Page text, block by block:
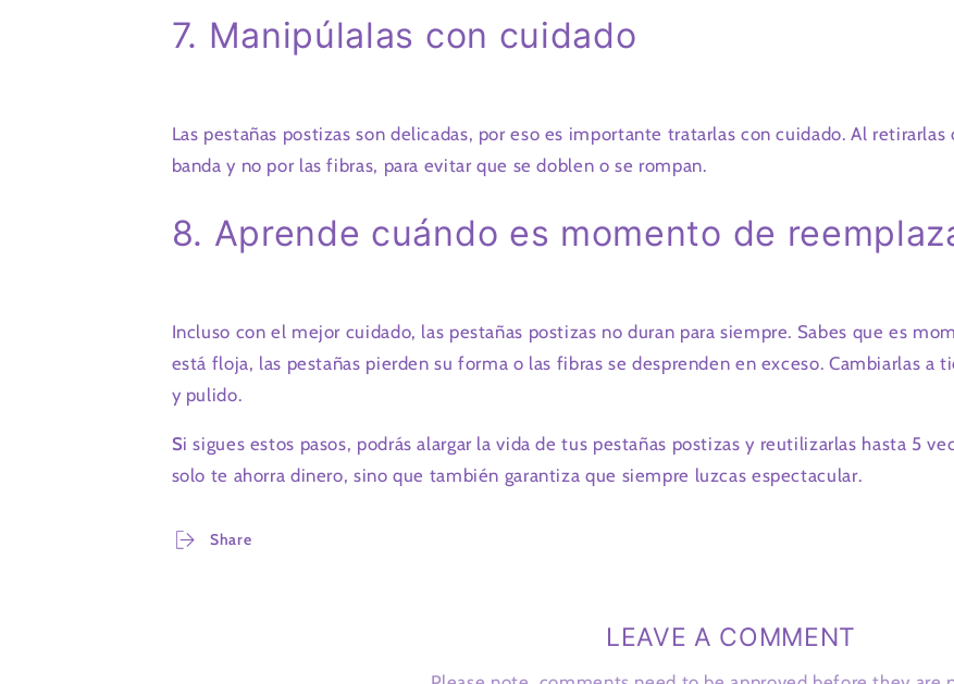
7. Manipúlalas con cuidado
Las pestañas postizas son delicadas, por eso es importante tratarlas con cuidado. Al
banda y no por las fibras, para evitar que se doblen o se rompan.
8. Aprende cuándo es momento de
Incluso con el mejor cuidado, las pestañas postizas no duran para siempre. Sabes que es
está floja, las pestañas pierden su forma o las fibras se desprenden en exceso. Cambiarlas a
y pulido.
Si sigues estos pasos, podrás alargar la vida de tus pestañas postizas y reutilizarlas hasta 5
solo te ahorra dinero, sino que también garantiza que siempre luzcas espectacular.
Share
LEAVE A COMMENT